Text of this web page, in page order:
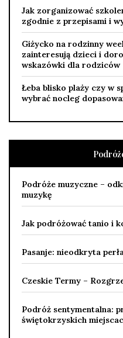
Jak zorganizować
zgodnie z przepisami i
Giżycko na rodzinny
zainteresują dzieci i
wskazówki dla rodziców
Łeba blisko plaży czy w
wybrać nocleg
Podróże muzyczne –
muzykę
Jak podróżować tanio i
Pasanje: nieodkryta
Czeskie Termy –
Podróż sentymentalna:
świętokrzyskich